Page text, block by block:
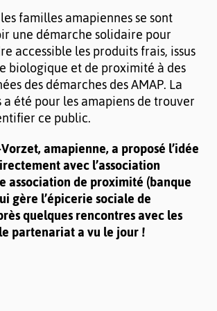
familles amapiennes se sont
une démarche solidaire pour
accessible les produits frais, issus
biologique et de proximité à des
des démarches des AMAP. La
été pour les amapiens de trouver
ce public.
amapienne, a proposé l’idée
avec l’association
association de proximité (banque
gère l’épicerie sociale de
quelques rencontres avec les
partenariat a vu le jour !